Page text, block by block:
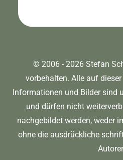
© 2006 - 2026 Stefan
vorbehalten. Alle auf
Informationen und Bilder sind
und dürfen nicht
nachgebildet werden, weder
ohne die ausdrückliche